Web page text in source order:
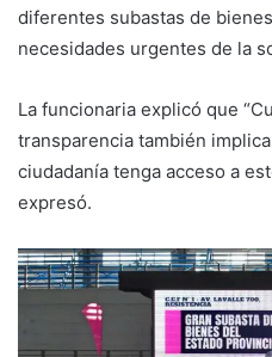
diferentes subastas de
necesidades urgentes de la
La funcionaria explicó que
transparencia también
ciudadanía tenga acceso a
expresó.